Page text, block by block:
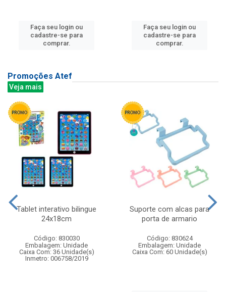
Faça seu login ou
cadastre-se para
comprar.
Faça seu login ou
cadastre-se para
comprar.
Promoções Atef
Veja mais
Tablet interativo bilingue
24x18cm
Código: 830030
Embalagem: Unidade
Caixa Com: 36 Unidade(s)
Inmetro: 006758/2019
Suporte com alcas para
porta de armario
Código: 830624
Embalagem: Unidade
Caixa Com: 60 Unidade(s)